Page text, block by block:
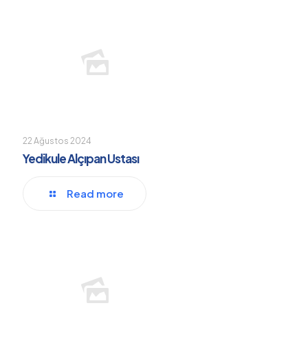
22 Ağustos 2024
Yedikule Alçıpan Ustası
Read more